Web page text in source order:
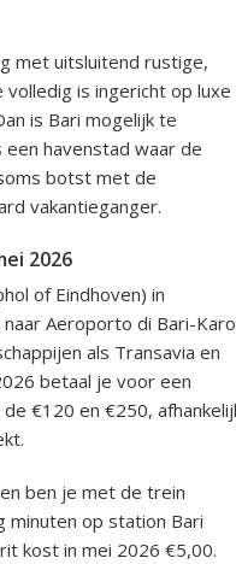
met uitsluitend rustige,
is ingericht op luxe
is Bari mogelijk te
havenstad waar de
botst met de
vakantieganger.
2026
of Eindhoven) in
Aeroporto di Bari-
als Transavia en
betaal je voor een
€120 en €250,
ben je met de trein
minuten op station Bari
kost in mei 2026 €5,00.